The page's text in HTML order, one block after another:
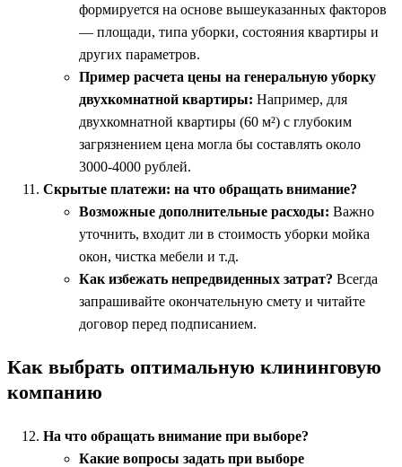
формируется на основе вышеуказанных факторов
— площади, типа уборки, состояния квартиры и
других параметров.
Пример расчета цены на генеральную уборку
двухкомнатной квартиры: Например, для
двухкомнатной квартиры (60 м²) с глубоким
загрязнением цена могла бы составлять около
3000-4000 рублей.
Скрытые платежи: на что обращать внимание?
Возможные дополнительные расходы: Важно
уточнить, входит ли в стоимость уборки мойка
окон, чистка мебели и т.д.
Как избежать непредвиденных затрат? Всегда
запрашивайте окончательную смету и читайте
договор перед подписанием.
Как выбрать оптимальную клининговую
компанию
На что обращать внимание при выборе?
Какие вопросы задать при выборе